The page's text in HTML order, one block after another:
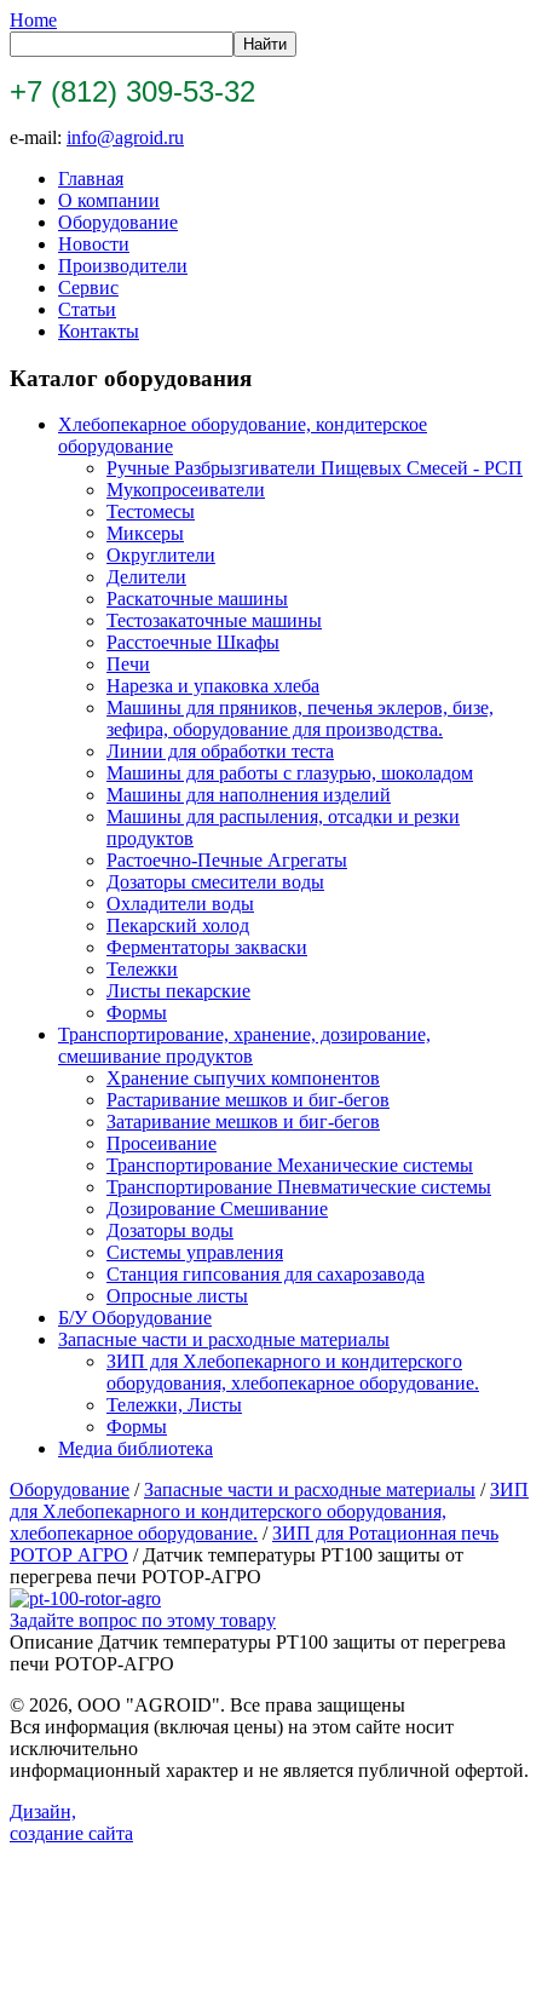
Home
+7 (812) 309-53-32
e-mail: info@agroid.ru
Главная
О компании
Оборудование
Новости
Производители
Сервис
Статьи
Контакты
Каталог оборудования
Хлебопекарное оборудование, кондитерское
оборудование
Ручные Разбрызгиватели Пищевых Смесей - РСП
Мукопросеиватели
Тестомесы
Миксеры
Округлители
Делители
Раскаточные машины
Тестозакаточные машины
Расстоечные Шкафы
Печи
Нарезка и упаковка хлеба
Машины для пряников, печенья эклеров, бизе,
зефира, оборудование для производства.
Линии для обработки теста
Машины для работы с глазурью, шоколадом
Машины для наполнения изделий
Машины для распыления, отсадки и резки
продуктов
Растоечно-Печные Агрегаты
Дозаторы смесители воды
Охладители воды
Пекарский холод
Ферментаторы закваски
Тележки
Листы пекарские
Формы
Транспортирование, хранение, дозирование,
смешивание продуктов
Хранение сыпучих компонентов
Растаривание мешков и биг-бегов
Затаривание мешков и биг-бегов
Просеивание
Транспортирование Механические системы
Транспортирование Пневматические системы
Дозирование Смешивание
Дозаторы воды
Системы управления
Станция гипсования для сахарозавода
Опросные листы
Б/У Оборудование
Запасные части и расходные материалы
ЗИП для Хлебопекарного и кондитерского
оборудования, хлебопекарное оборудование.
Тележки, Листы
Формы
Медиа библиотека
Оборудование /Запасные части и расходные материалы /ЗИП
для Хлебопекарного и кондитерского оборудования,
хлебопекарное оборудование. /ЗИП для Ротационная печь
РОТОР АГРО /Датчик температуры PT100 защиты от
перегрева печи РОТОР-АГРО
Задайте вопрос по этому товару
Описание Датчик температуры PT100 защиты от перегрева
печи РОТОР-АГРО
© 2026, ООО "AGROID". Все права защищены
Вся информация (включая цены) на этом сайте носит
исключительно
информационный характер и не является публичной офертой.
Дизайн,
создание сайта